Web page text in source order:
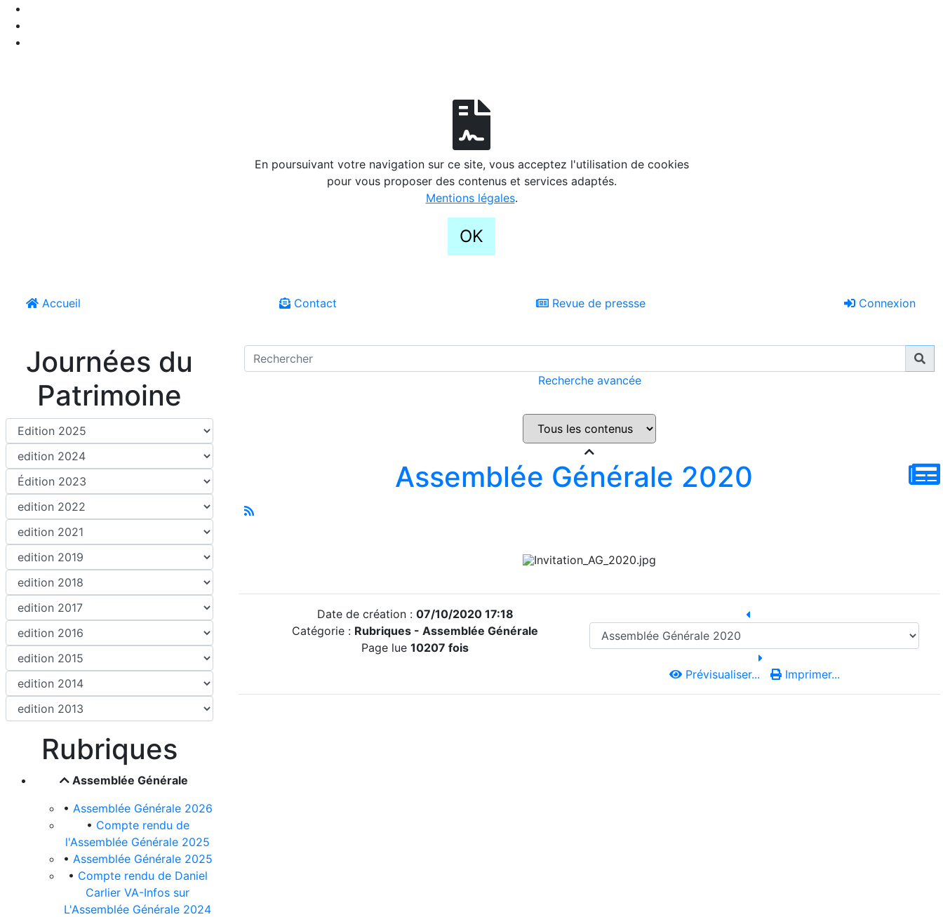
En poursuivant votre navigation sur ce site, vous acceptez l'utilisation de cookies
pour vous proposer des contenus et services adaptés.
Mentions légales.
OK
Accueil Contact Revue de pressse Connexion
Journées du
Patrimoine
Rubriques
Assemblée Générale
• Assemblée Générale 2026
• Compte rendu de
l'Assemblée Générale 2025
• Assemblée Générale 2025
• Compte rendu de Daniel
Carlier VA-Infos sur
L'Assemblée Générale 2024
Recherche avancée
Assemblée Générale 2020
Date de création : 07/10/2020 17:18
Catégorie : Rubriques - Assemblée Générale
Page lue 10207 fois
Prévisualiser...
Imprimer...